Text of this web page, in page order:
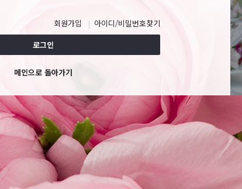
회원가입
아이디/비밀번호찾기
로그인
메인으로 돌아가기